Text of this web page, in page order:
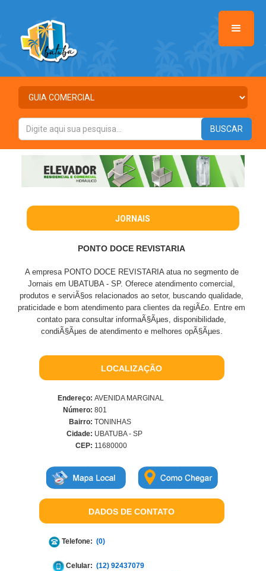
JORNAIS
PONTO DOCE REVISTARIA
A empresa PONTO DOCE REVISTARIA atua no segmento de
Jornais em UBATUBA - SP. Oferece atendimento comercial,
produtos e serviÃ§os relacionados ao setor, buscando qualidade,
praticidade e bom atendimento para clientes da regiÃ£o. Entre em
contato para consultar informaÃ§Ãµes, disponibilidade,
condiÃ§Ãµes de atendimento e melhores opÃ§Ãµes.
LOCALIZAÇÃO
Endereço: AVENIDA MARGINAL
Número: 801
Bairro: TONINHAS
Cidade: UBATUBA - SP
CEP: 11680000
DADOS DE CONTATO
Telefone: (0)
Celular: (12) 92437079